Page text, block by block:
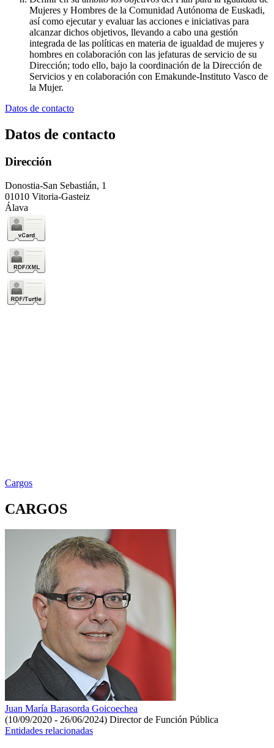
Mujeres y Hombres de la Comunidad Autónoma de Euskadi,
así como ejecutar y evaluar las acciones e iniciativas para
alcanzar dichos objetivos, llevando a cabo una gestión
integrada de las políticas en materia de igualdad de mujeres y
hombres en colaboración con las jefaturas de servicio de su
Dirección; todo ello, bajo la coordinación de la Dirección de
Servicios y en colaboración con Emakunde-Instituto Vasco de
la Mujer.
Datos de contacto
Datos de contacto
Dirección
Donostia-San Sebastián, 1
01010 Vitoria-Gasteiz
Álava
Cargos
CARGOS
Juan María Barasorda Goicoechea
(10/09/2020 - 26/06/2024) Director de Función Pública
Entidades relacionadas